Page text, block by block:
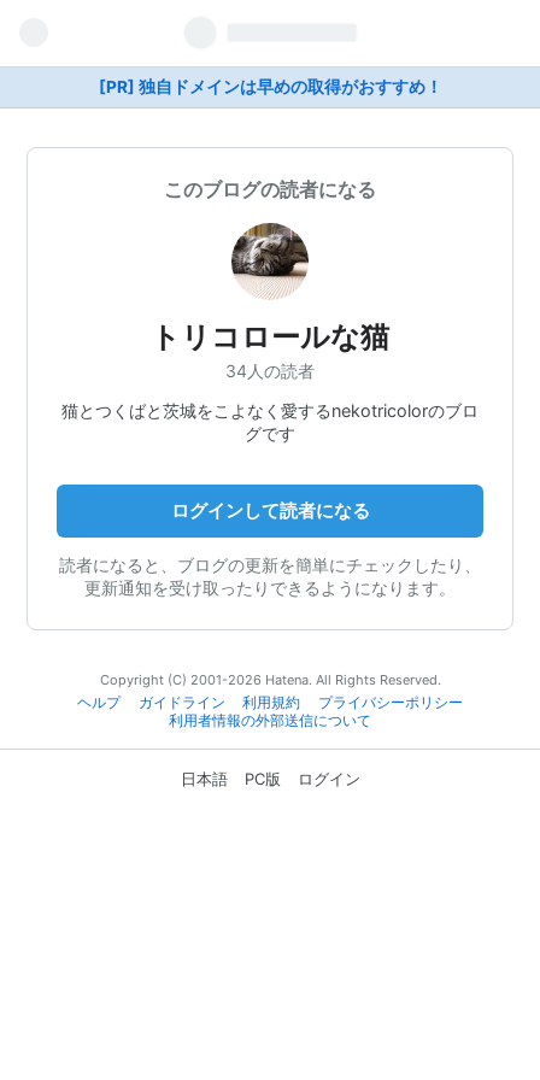
[PR] 独自ドメインは早めの取得がおすすめ！
このブログの読者になる
トリコロールな猫
34人の読者
猫とつくばと茨城をこよなく愛するnekotricolorのブロ
グです
ログインして読者になる
読者になると、ブログの更新を簡単にチェックしたり、
更新通知を受け取ったりできるようになります。
Copyright (C) 2001-2026 Hatena. All Rights Reserved.
ヘルプ
ガイドライン 利用規約
プライバシーポリシー
利用者情報の外部送信について
日本語 PC版 ログイン